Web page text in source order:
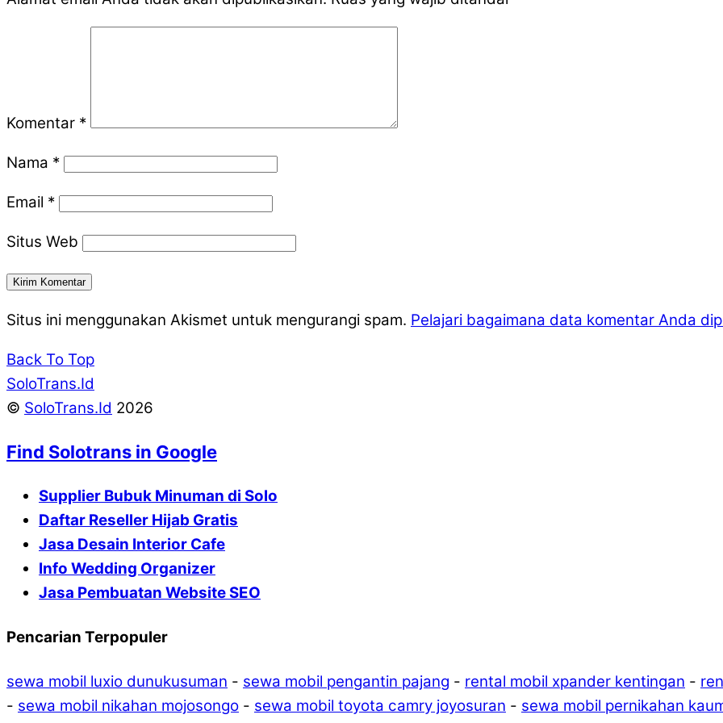
Komentar *
Nama *
Email *
Situs Web
Situs ini menggunakan Akismet untuk mengurangi spam. Pelajari bagaimana data komentar Anda
Back To Top
SoloTrans.Id
© SoloTrans.Id 2026
Find Solotrans in Google
Supplier Bubuk Minuman di Solo
Daftar Reseller Hijab Gratis
Jasa Desain Interior Cafe
Info Wedding Organizer
Jasa Pembuatan Website SEO
Pencarian Terpopuler
sewa mobil luxio dunukusuman - sewa mobil pengantin pajang - rental mobil xpander kentingan -
- sewa mobil nikahan mojosongo - sewa mobil toyota camry joyosuran - sewa mobil pernikahan